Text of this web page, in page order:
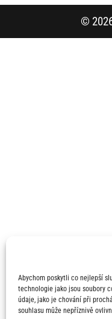
Abychom poskytli co nejlepší
technologie jako jsou soubory
údaje, jako je chování při
souhlasu může nepříznivě
©